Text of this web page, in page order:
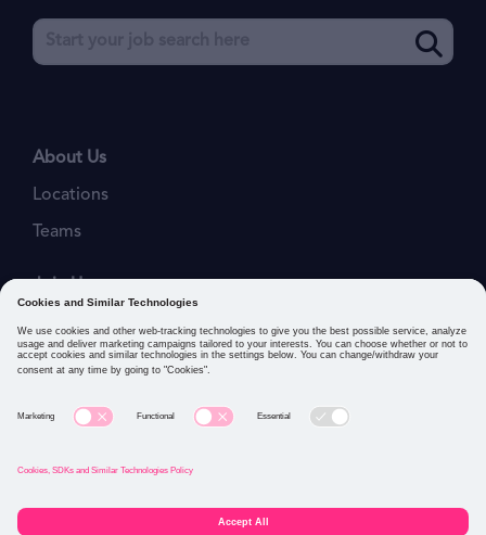
About Us
Locations
Teams
Job Openings
Our Values
Privacy Policies